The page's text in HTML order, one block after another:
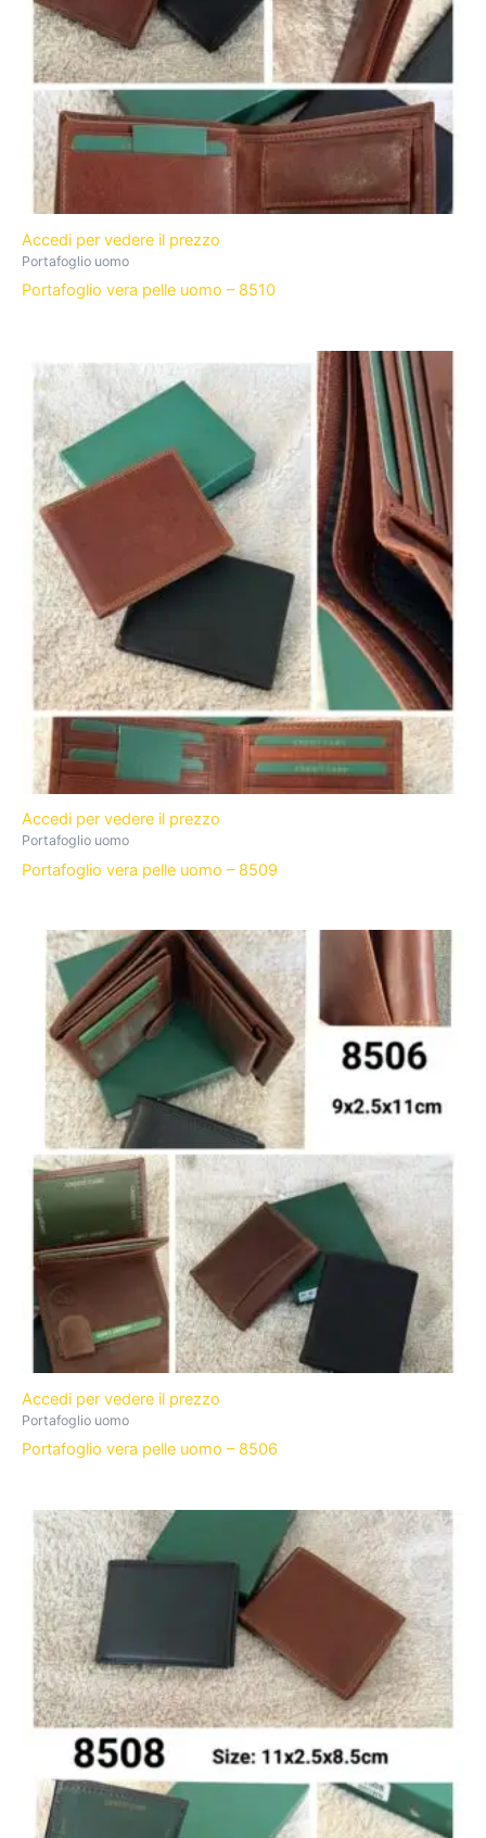
Accedi per vedere il prezzo
Portafoglio uomo
Portafoglio vera pelle uomo – 8510
Accedi per vedere il prezzo
Portafoglio uomo
Portafoglio vera pelle uomo – 8509
Accedi per vedere il prezzo
Portafoglio uomo
Portafoglio vera pelle uomo – 8506